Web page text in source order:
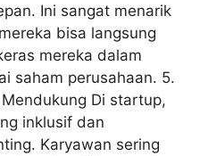
Ini sangat menarik
bisa langsung
mereka dalam
saham perusahaan. 5.
Di startup,
inklusif dan
Karyawan sering